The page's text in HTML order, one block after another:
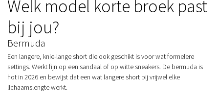
Welk model korte broek past
bij jou?
Bermuda
Een langere, knie-lange short die ook geschikt is voor wat formelere
settings. Werkt fijn op een sandaal of op witte sneakers. De bermuda is
hot in 2026 en bewijst dat een wat langere short bij vrijwel elke
lichaamslengte werkt.